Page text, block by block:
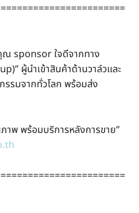
sponsor ใจดีจากทาง
ผู้นำเข้าสินค้าด้านวาล์วและ
รมจากทั่วโลก พร้อมส่ง
าพ พร้อมบริการหลังการขาย”